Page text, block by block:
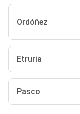
Ordóñez
Etruria
Pasco